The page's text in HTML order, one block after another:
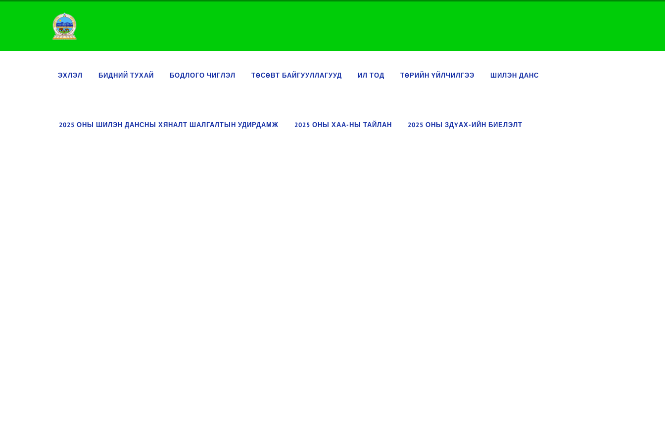
ЭХЛЭЛ БИДНИЙ ТУХАЙ БОДЛОГО ЧИГЛЭЛ ТӨСӨВТ БАЙГУУЛЛАГУУД ИЛ ТОД ТӨРИЙН ҮЙЛЧИЛГЭЭ ШИЛЭН ДАНС
2025 ОНЫ ШИЛЭН ДАНСНЫ ХЯНАЛТ ШАЛГАЛТЫН УДИРДАМЖ 2025 ОНЫ ХАА-НЫ ТАЙЛАН 2025 ОНЫ ЗДҮАХ-ИЙН БИЕЛЭЛТ